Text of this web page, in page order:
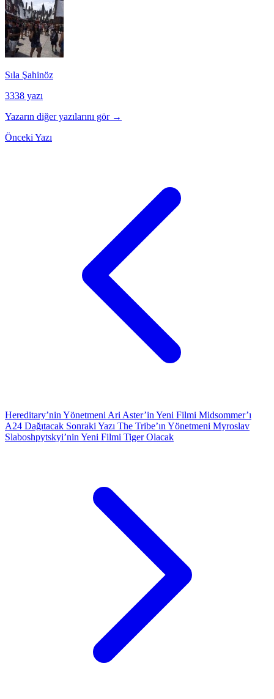
Sıla Şahinöz
3338 yazı
Yazarın diğer yazılarını gör →
Önceki Yazı
Hereditary’nin Yönetmeni Ari Aster’in Yeni Filmi Midsommer’ı
A24 Dağıtacak Sonraki Yazı The Tribe’ın Yönetmeni Myroslav
Slaboshpytskyi’nin Yeni Filmi Tiger Olacak